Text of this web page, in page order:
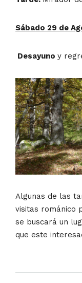
Sábado 29 de
Desayuno y
Algunas de las
visitas románico
se buscará un
que este